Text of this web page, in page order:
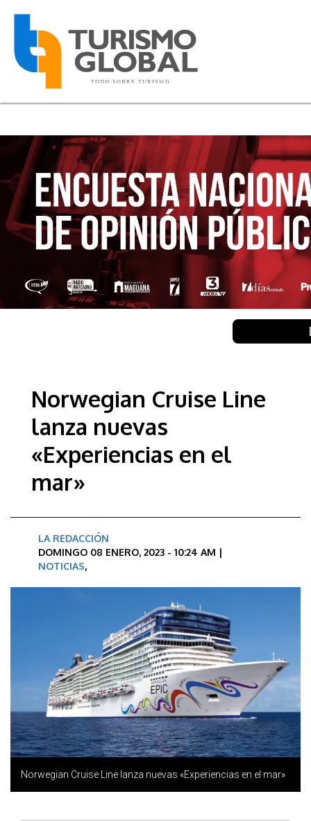
Norwegian Cruise Line
lanza nuevas
«Experiencias en el
mar»
LA REDACCIÓN
DOMINGO 08 ENERO, 2023 - 10:24 AM |
NOTICIAS,
Norwegian Cruise Line lanza nuevas «Experiencias en el mar»